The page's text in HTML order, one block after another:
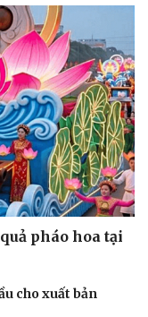
pháo hoa tại
cho xuất bản